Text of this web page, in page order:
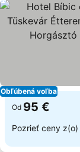
Obľúbená voľba
Od 95 €
Pozrieť ceny z(o)